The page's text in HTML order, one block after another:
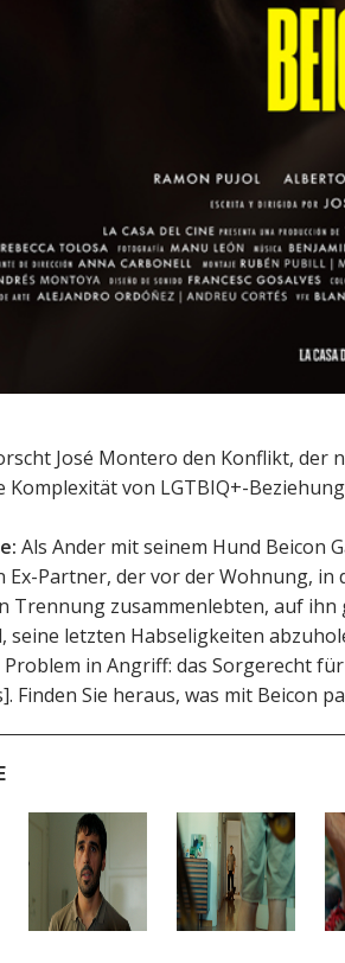
José Montero den Konflikt, der
Komplexität von LGTBIQ+-
Als Ander mit seinem Hund Beicon
Ex-Partner, der vor der Wohnung, in
Trennung zusammenlebten, auf
seine letzten Habseligkeiten
in Angriff: das Sorgerecht
Finden Sie heraus, was mit Beicon